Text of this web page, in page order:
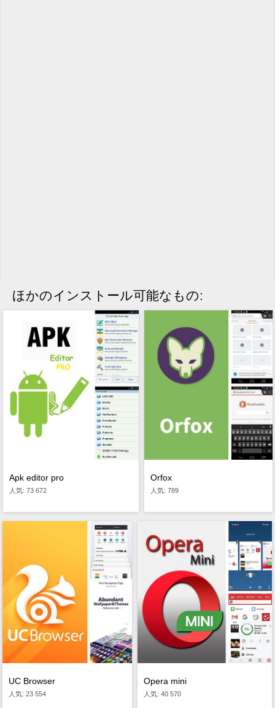
ほかのインストール可能なもの:
Apk editor pro
人気: 73 672
Orfox
人気: 789
UC Browser
人気: 23 554
Opera mini
人気: 40 570